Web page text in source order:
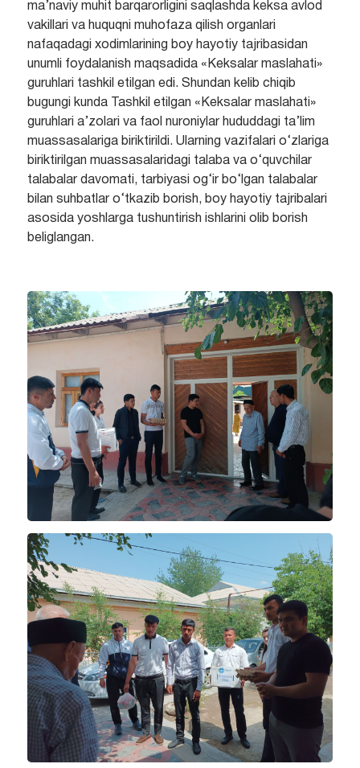
ma’naviy muhit barqarorligini saqlashda keksa avlod
vakillari va huquqni muhofaza qilish organlari
nafaqadagi xodimlarining boy hayotiy tajribasidan
unumli foydalanish maqsadida «Keksalar maslahati»
guruhlari tashkil etilgan edi. Shundan kelib chiqib
bugungi kunda Tashkil etilgan «Keksalar maslahati»
guruhlari a’zolari va faol nuroniylar hududdagi ta’lim
muassasalariga biriktirildi. Ularning vazifalari o‘zlariga
biriktirilgan muassasalaridagi talaba va o‘quvchilar
talabalar davomati, tarbiyasi og‘ir bo‘lgan talabalar
bilan suhbatlar o‘tkazib borish, boy hayotiy tajribalari
asosida yoshlarga tushuntirish ishlarini olib borish
beliglangan.